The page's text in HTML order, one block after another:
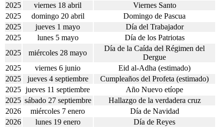
2025
viernes 18 abril
Viernes Santo
2025
domingo 20 abril
Domingo de Pascua
2025
jueves 1 mayo
Día del Trabajador
2025
lunes 5 mayo
Día de los Patriotas
2025
miércoles 28 mayo
Día de la Caída del Régimen del
Dergue
2025
viernes 6 junio
Eid al-Adha (estimado)
2025
jueves 4 septiembre
Cumpleaños del Profeta (estimado)
2025 jueves 11 septiembre
Año Nuevo etíope
2025 sábado 27 septiembre
Hallazgo de la verdadera cruz
2026
miércoles 7 enero
Día de Navidad
2026
lunes 19 enero
Día de Reyes